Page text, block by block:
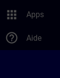
apps Apps
help_outline Aide